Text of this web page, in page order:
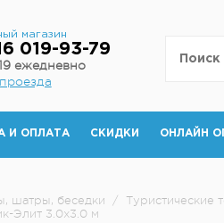
магазин
019-93-79
ежедневно
И ОПЛАТА СКИДКИ ОНЛАЙН
шатры, беседки / Туристические
Элит 3.0х3.0 м